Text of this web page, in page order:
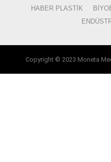
HABER PLASTIK
Copyright © 2023 Moneta